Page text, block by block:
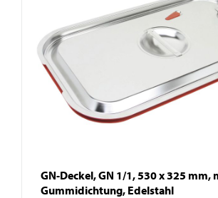
GN-Deckel, GN 1/1, 530 x 325 mm,
Gummidichtung, Edelstahl